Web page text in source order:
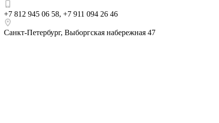
+7 812 945 06 58, +7 911 094 26 46
Санкт-Петербург, Выборгская набережная 47